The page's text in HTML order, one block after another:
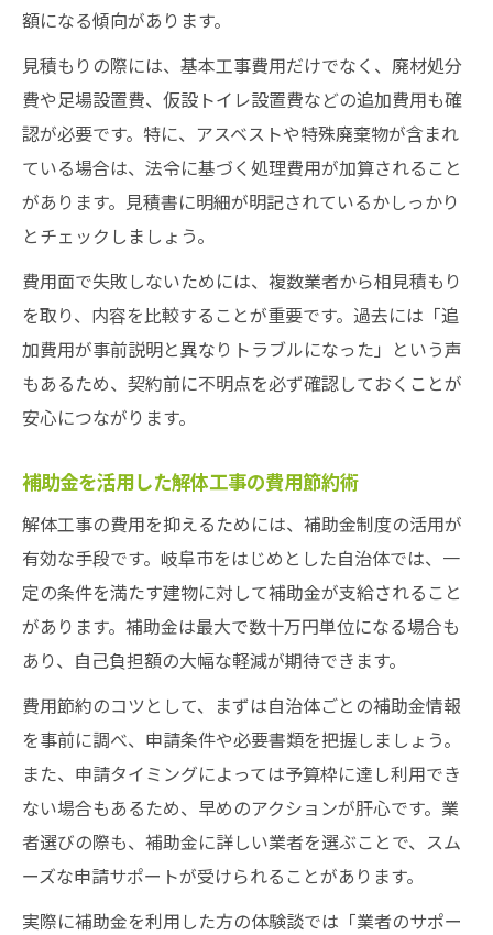
額になる傾向があります。
見積もりの際には、基本工事費用だけでなく、廃材処分
費や足場設置費、仮設トイレ設置費などの追加費用も確
認が必要です。特に、アスベストや特殊廃棄物が含まれ
ている場合は、法令に基づく処理費用が加算されること
があります。見積書に明細が明記されているかしっかり
とチェックしましょう。
費用面で失敗しないためには、複数業者から相見積もり
を取り、内容を比較することが重要です。過去には「追
加費用が事前説明と異なりトラブルになった」という声
もあるため、契約前に不明点を必ず確認しておくことが
安心につながります。
補助金を活用した解体工事の費用節約術
解体工事の費用を抑えるためには、補助金制度の活用が
有効な手段です。岐阜市をはじめとした自治体では、一
定の条件を満たす建物に対して補助金が支給されること
があります。補助金は最大で数十万円単位になる場合も
あり、自己負担額の大幅な軽減が期待できます。
費用節約のコツとして、まずは自治体ごとの補助金情報
を事前に調べ、申請条件や必要書類を把握しましょう。
また、申請タイミングによっては予算枠に達し利用でき
ない場合もあるため、早めのアクションが肝心です。業
者選びの際も、補助金に詳しい業者を選ぶことで、スム
ーズな申請サポートが受けられることがあります。
実際に補助金を利用した方の体験談では「業者のサポー